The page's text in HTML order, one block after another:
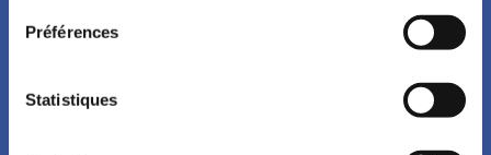
Préférences
Statistiques
Abonnez-vous à l’infolettre et découvrez nos événements,